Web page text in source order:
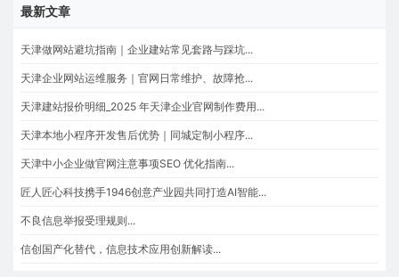
最新文章
天津做网站避坑指南｜企业建站常见套路与踩坑...
天津企业网站运维服务｜官网日常维护、故障抢...
天津建站报价明细_2025 年天津企业官网制作费用...
天津本地小程序开发售后优势｜同城定制小程序...
天津中小企业做官网注意事项SEO 优化指南...
匠人匠心科技携手1946创意产业园共同打造AI智能...
不良信息举报受理规则...
信创国产化替代，信息技术应用创新解读...